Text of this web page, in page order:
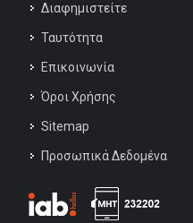
Διαφημιστείτε
Ταυτότητα
Επικοινωνία
Όροι Χρήσης
Sitemap
Προσωπικά Δεδομένα